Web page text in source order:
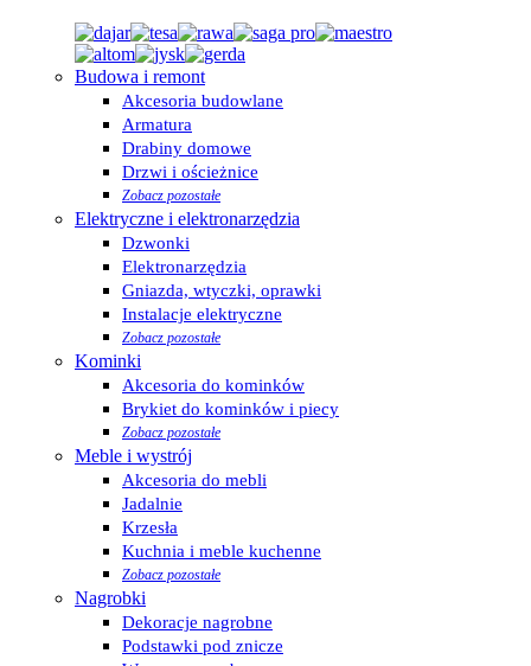
Budowa i remont
Akcesoria budowlane
Armatura
Drabiny domowe
Drzwi i ościeżnice
Zobacz pozostałe
Elektryczne i elektronarzędzia
Dzwonki
Elektronarzędzia
Gniazda, wtyczki, oprawki
Instalacje elektryczne
Zobacz pozostałe
Kominki
Akcesoria do kominków
Brykiet do kominków i piecy
Zobacz pozostałe
Meble i wystrój
Akcesoria do mebli
Jadalnie
Krzesła
Kuchnia i meble kuchenne
Zobacz pozostałe
Nagrobki
Dekoracje nagrobne
Podstawki pod znicze